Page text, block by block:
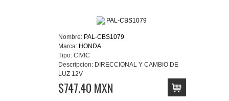
Nombre: PAL-CBS1079
Marca: HONDA
Tipo: CIVIC
Descripcion: DIRECCIONAL Y CAMBIO DE
LUZ 12V
$747.40 MXN